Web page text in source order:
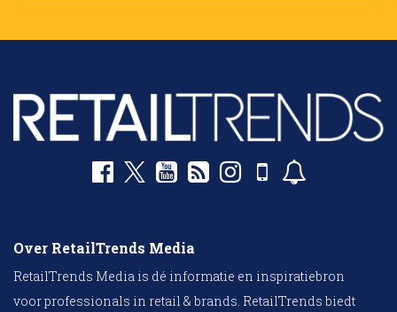
Over RetailTrends Media
RetailTrends Media is dé informatie en inspiratiebron
voor professionals in retail & brands. RetailTrends biedt